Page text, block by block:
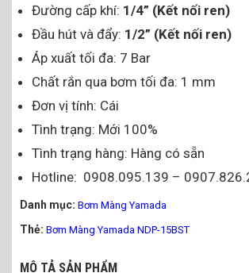
Đường cấp khí: 1/4” (Kết nối ren)
Đầu hút và đẩy: 1/2” (Kết nối ren)
Áp xuất tối đa: 7 Bar
Chất rắn qua bơm tối đa: 1 mm
Đơn vị tính: Cái
Tình trạng: Mới 100%
Tình trạng hàng: Hàng có sẵn
Hotline: 0908.095.139 –
Danh mục: Bơm Màng Yamada
Thẻ: Bơm Màng Yamada NDP-15BST
MÔ TẢ SẢN PHẨM